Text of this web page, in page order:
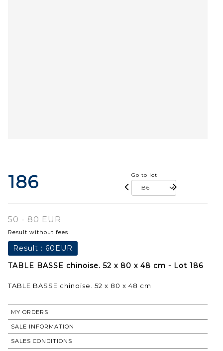
186 Go to lot
50 - 80 EUR
Result without fees
Result : 60EUR
TABLE BASSE chinoise. 52 x 80 x 48 cm - Lot 186
TABLE BASSE chinoise. 52 x 80 x 48 cm
MY ORDERS
SALE INFORMATION
SALES CONDITIONS